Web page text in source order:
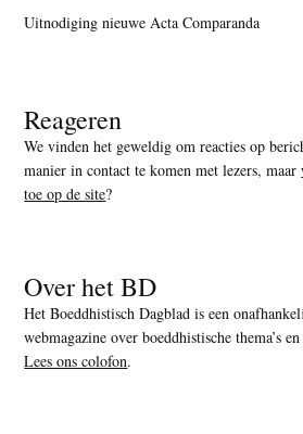
Uitnodiging nieuwe Acta Comparanda
Reageren
We vinden het geweldig om reacties op
manier in contact te komen met lezers, maar
toe op de site?
Over het BD
Het Boeddhistisch Dagblad is een
webmagazine over boeddhistische thema’s
Lees ons colofon.